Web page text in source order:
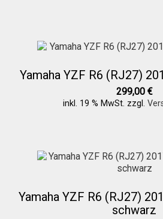
Yamaha YZF R6 (RJ27)
299,00 €
inkl. 19 % MwSt. zzgl.
Yamaha YZF R6 (RJ27)
schwarz